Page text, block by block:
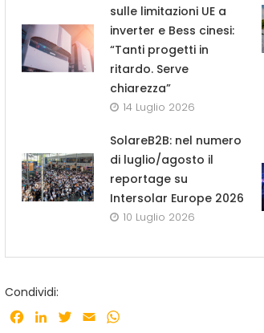
sulle limitazioni UE a
inverter e Bess cinesi:
“Tanti progetti in
ritardo. Serve
chiarezza”
14 Luglio 2026
SolareB2B: nel numero
di luglio/agosto il
reportage su
Intersolar Europe 2026
10 Luglio 2026
Condividi:
Facebook
LinkedInTwitter
Email